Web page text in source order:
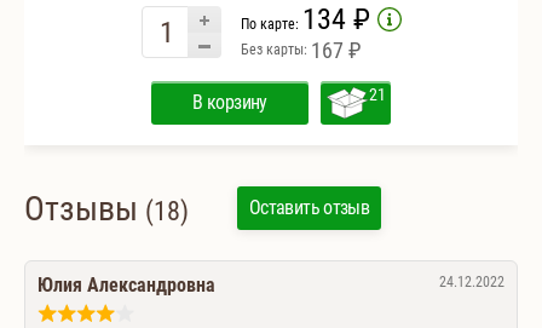
По карте: 134 ₽
Без карты: 167 ₽
В корзину 21
Отзывы (18) Оставить отзыв
24.12.2022
Юлия Александровна